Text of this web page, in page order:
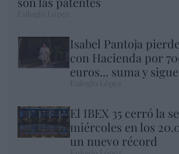
Isabel Pantoja
con Hacienda por
euros... suma y sigue
El IBEX 35 cerró la
miércoles en los
un nuevo récord